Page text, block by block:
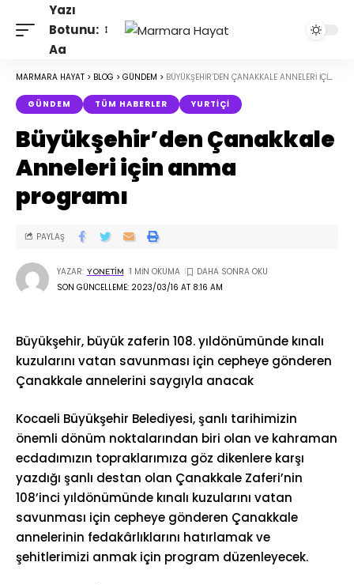
Yazı
Botunu:
Aa
MARMARA HAYAT > BLOG > GÜNDEM > BÜYÜKŞEHIR’DEN ÇANAKKALE ANNELERI IÇIN ANMA PROGRAMI
GÜNDEM TÜM HABERLER YURTIÇI
Büyükşehir’den Çanakkale
Anneleri için anma
programı
SON GÜNCELLEME: 2023/03/16 AT 8:16 AM
YAZAR: YONETIM 1 MIN OKUMA
PAYLAŞ
Büyükşehir, büyük zaferin 108. yıldönümünde kınalı
kuzularını vatan savunması için cepheye gönderen
Çanakkale annelerini saygıyla anacak
Kocaeli Büyükşehir Belediyesi, şanlı tarihimizin
önemli dönüm noktalarından biri olan ve kahraman
ecdadımızın topraklarımıza göz dikenlere karşı
yazdığı şanlı destan olan Çanakkale Zaferi’nin
108’inci yıldönümünde kınalı kuzularını vatan
savunması için cepheye gönderen Çanakkale
annelerinin fedakârlıklarını hatırlamak ve
şehitlerimizi anmak için program düzenleyecek.